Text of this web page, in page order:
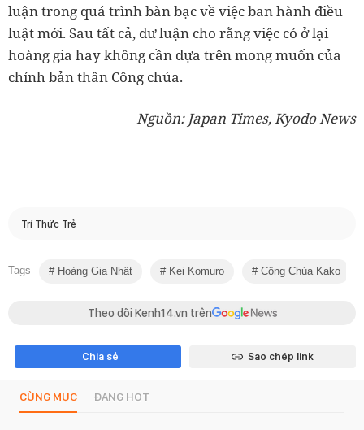
luận trong quá trình bàn bạc về việc ban hành điều
luật mới. Sau tất cả, dư luận cho rằng việc có ở lại
hoàng gia hay không cần dựa trên mong muốn của
chính bản thân Công chúa.
Nguồn: Japan Times, Kyodo News
Trí Thức Trẻ
Tags Hoàng Gia Nhật Kei Komuro Công Chúa Kako
Theo dõi Kenh14.vn trên
Chia sẻ Sao chép link
CÙNG MỤC ĐANG HOT